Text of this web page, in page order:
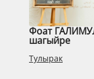
Фоат
шагыйре
Тулырак